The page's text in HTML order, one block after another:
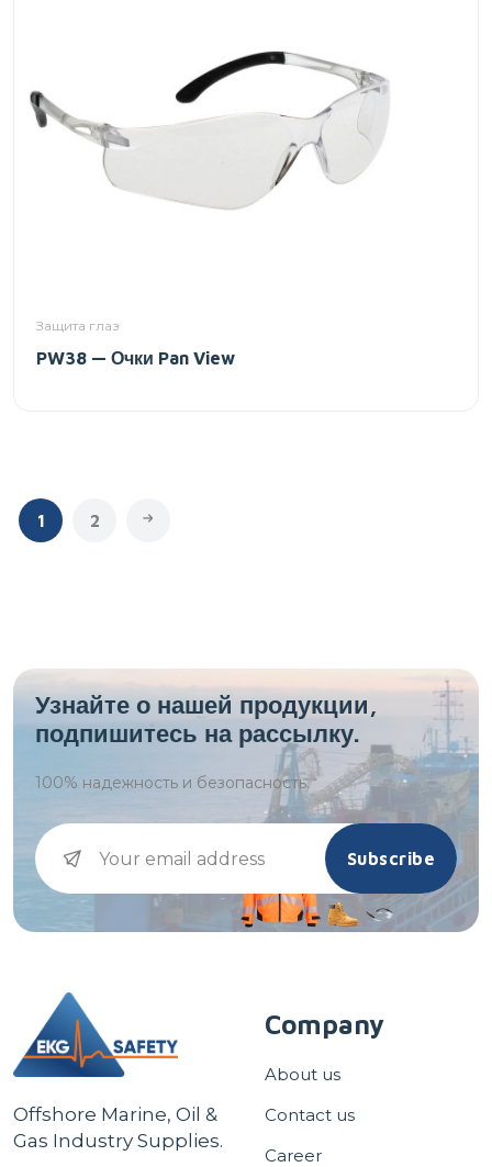
Защита глаз
PW38 — Очки Pan View
1 2
Узнайте о нашей продукции,
подпишитесь на рассылку.
100% надежность и безопасность.
Subscribe
Offshore Marine, Oil &
Gas Industry Supplies.
Company
About us
Contact us
Career